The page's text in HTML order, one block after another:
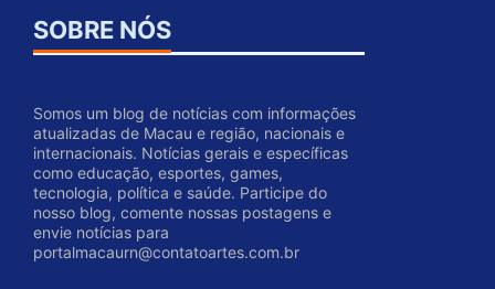
SOBRE NÓS
Somos um blog de notícias com informações
atualizadas de Macau e região, nacionais e
internacionais. Notícias gerais e específicas
como educação, esportes, games,
tecnologia, política e saúde. Participe do
nosso blog, comente nossas postagens e
envie notícias para
portalmacaurn@contatoartes.com.br